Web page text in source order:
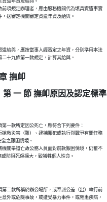
遣年資及給與。
前項規定辦理者，應由服務機關代為填具資遣事實
送審定機關審定資遣年資及給與。
遣給與，應按當事人經審定之年資，分別準用本法
十九條第一款規定，計算其給與。
撫卹
第 一 節 撫卹原因及認定標準
一款所定因公死亡，應符合下列要件：
搶救災害（難）、逮捕罪犯或執行與戰爭有關任務
全之艱困情境。
機關舉證亡故公務人員面對前款艱困情境，仍奮不
或防阻死傷擴大，致犧牲個人性命。
第二款所稱於辦公場所，或奉派公差（出）執行前
外或危險事故，或遭受暴力事件，或罹患疾病，